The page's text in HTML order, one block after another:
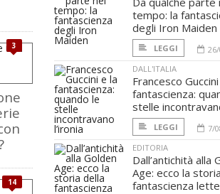
3
14
tempo: la
degli Iron Maiden
LEGGI
DALL'ITALIA
Francesco
fantascienza:
stelle
LEGGI
7/
EDITORIA
Dall’antichità alla
Age: ecco la
fantascienza